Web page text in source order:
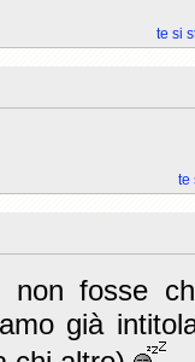
te si
te
non fosse
già